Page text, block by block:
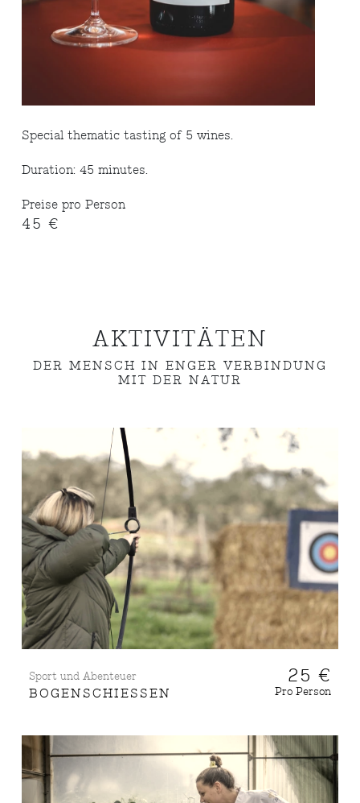
Special thematic tasting of 5 wines.
Duration: 45 minutes.
Preise pro Person
45 €
AKTIVITÄTEN
DER MENSCH IN ENGER VERBINDUNG
MIT DER NATUR
Sport und Abenteuer
BOGENSCHIESSEN
25 €
Pro Person